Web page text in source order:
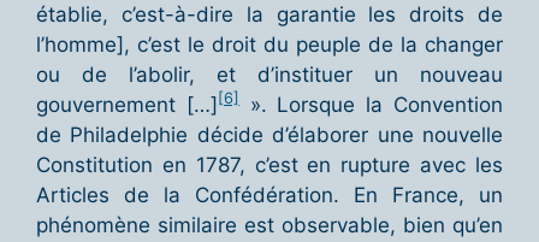
établie, c’est-à-dire la garantie les droits de
l’homme], c’est le droit du peuple de la changer
ou de l’abolir, et d’instituer un nouveau
gouvernement […][6]». Lorsque la Convention
de Philadelphie décide d’élaborer une nouvelle
Constitution en 1787, c’est en rupture avec les
Articles de la Confédération. En France, un
phénomène similaire est observable, bien qu’en